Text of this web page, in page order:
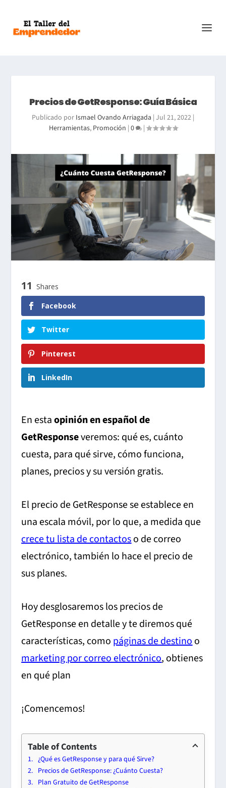
Precios de GetResponse: Guía Básica
Publicado por Ismael Ovando Arriagada | Jul 21, 2022 |
Herramientas, Promoción | 0 |
11
Shares
Facebook
Twitter
Pinterest
LinkedIn
En estaopinión en español de
GetResponseveremos: qué es, cuánto
cuesta, para qué sirve, cómo funciona,
planes, precios y su versión gratis.
El precio de GetResponse se establece en
una escala móvil, por lo que, a medida que
crece tu lista de contactoso de correo
electrónico, también lo hace el precio de
sus planes.
Hoy desglosaremos los precios de
GetResponse en detalle y te diremos qué
características, como páginas de destinoo
marketing por correo electrónico, obtienes
en qué plan
¡Comencemos!
Table of Contents
¿Qué es GetResponse y para qué Sirve?
Precios de GetResponse: ¿Cuánto Cuesta?
Plan Gratuito de GetResponse